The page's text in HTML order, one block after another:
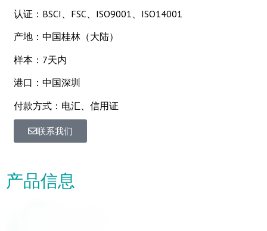
认证：BSCI、FSC、ISO9001、ISO14001
产地：中国桂林（大陆）
样本：7天内
港口：中国深圳
付款方式：电汇、信用证
联系我们
产品信息